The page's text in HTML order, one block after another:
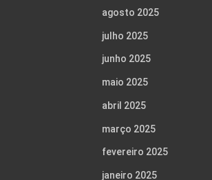
agosto 2025
julho 2025
junho 2025
maio 2025
abril 2025
março 2025
fevereiro 2025
janeiro 2025